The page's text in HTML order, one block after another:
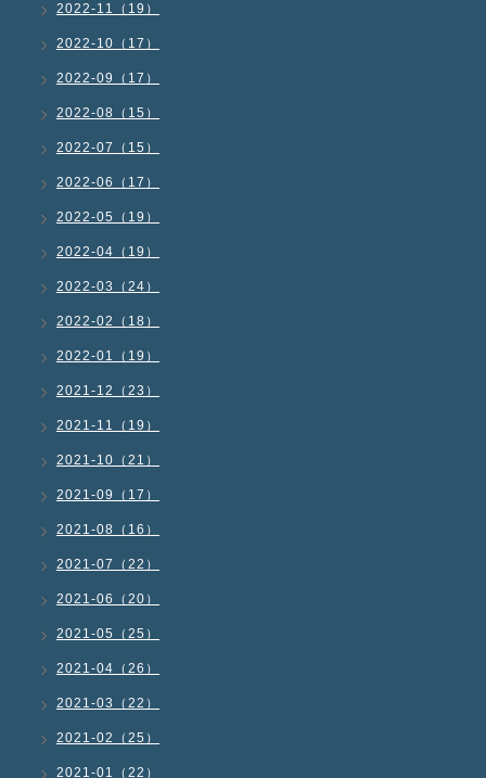
2022-11（19）
2022-10（17）
2022-09（17）
2022-08（15）
2022-07（15）
2022-06（17）
2022-05（19）
2022-04（19）
2022-03（24）
2022-02（18）
2022-01（19）
2021-12（23）
2021-11（19）
2021-10（21）
2021-09（17）
2021-08（16）
2021-07（22）
2021-06（20）
2021-05（25）
2021-04（26）
2021-03（22）
2021-02（25）
2021-01（22）